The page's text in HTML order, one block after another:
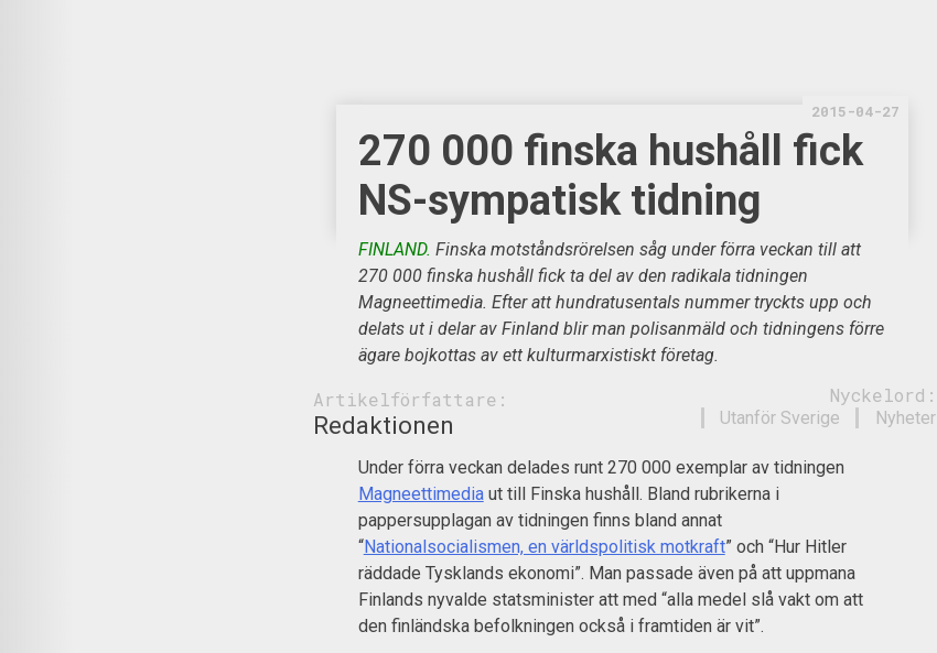
2015-04-27
270 000 finska hushåll fick
NS-sympatisk tidning
FINLAND. Finska motståndsrörelsen såg under förra veckan till att
270 000 finska hushåll fick ta del av den radikala tidningen
Magneettimedia. Efter att hundratusentals nummer tryckts upp och
delats ut i delar av Finland blir man polisanmäld och tidningens förre
ägare bojkottas av ett kulturmarxistiskt företag.
Artikelförfattare:
Redaktionen
Nyckelord:
Nyheter
Utanför Sverige
Under förra veckan delades runt 270 000 exemplar av tidningen
Magneettimediaut till Finska hushåll. Bland rubrikerna i
pappersupplagan av tidningen finns bland annat
“Nationalsocialismen, en världspolitisk motkraft” och “Hur Hitler
räddade Tysklands ekonomi”. Man passade även på att uppmana
Finlands nyvalde statsminister att med “alla medel slå vakt om att
den finländska befolkningen också i framtiden är vit”.